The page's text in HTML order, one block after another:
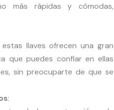
más rápidas y cómodas,
llaves ofrecen una gran
que puedes confiar en ellas
sin preocuparte de que se
: